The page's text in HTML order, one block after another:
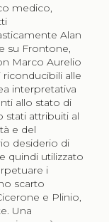
medico,
Alan
su Frontone,
Marco Aurelio
alle
interpretativa
allo stato di
stati attribuiti al
e del
desiderio di
quindi utilizzato
i
scarto
e Plinio,
Una